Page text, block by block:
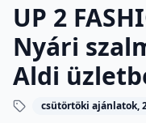
UP 2
Nyári
Aldi
csütörtöki ajánlatok,